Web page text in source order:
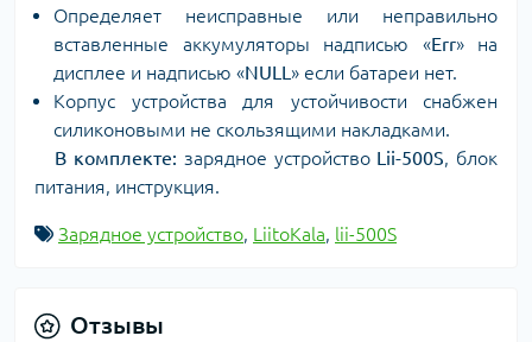
Определяет неисправные или неправильно
вставленные аккумуляторы надписью «Err» на
дисплее и надписью «NULL » если батареи нет.
Корпус устройства для устойчивости снабжен
силиконовыми не скользящими накладками.
В комплекте: зарядное устройствоLii-500S, блок
питания, инструкция.
Зарядное устройство, LiitoKala, lii-500S
Отзывы